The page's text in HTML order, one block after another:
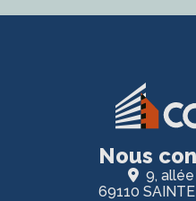
Nous
9,
69110